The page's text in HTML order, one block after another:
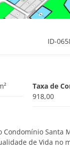
ID-
Taxa de
918,00
Condomínio Santa
de Vida no